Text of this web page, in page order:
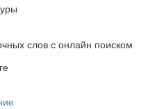
слов с онлайн поиском